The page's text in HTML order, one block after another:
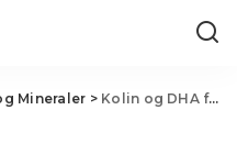
Mineraler > Kolin og DHA for gravide: Supermat for babyens hjerneutvikling